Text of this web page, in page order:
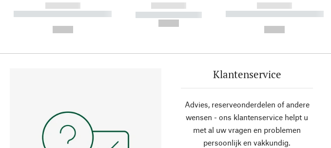
------------
----------- ----------- ----------
------------
----------- -----------
------------
----------- ----------- ----------
Klantenservice
Advies, reserveonderdelen of andere
wensen - ons klantenservice helpt u
met al uw vragen en problemen
persoonlijk en vakkundig.